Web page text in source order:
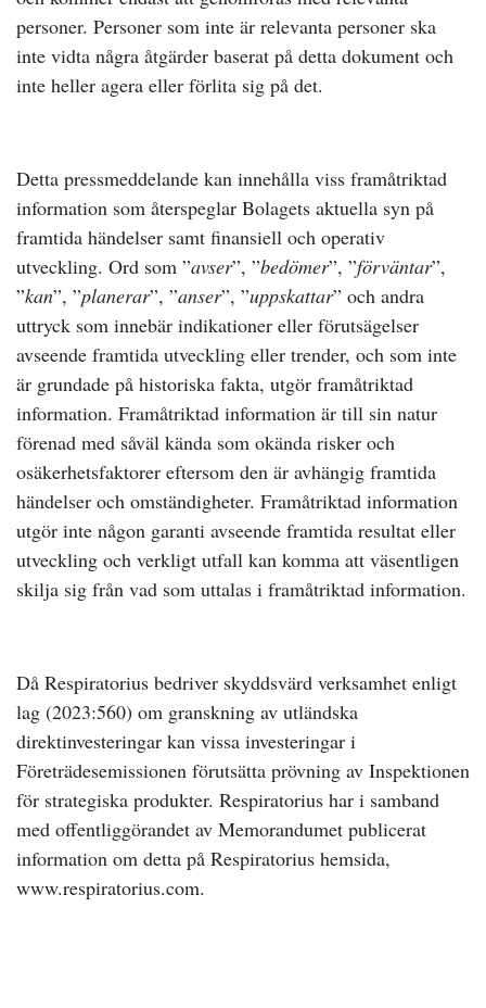
personer. Personer som inte är relevanta personer ska
inte vidta några åtgärder baserat på detta dokument och
inte heller agera eller förlita sig på det.
Detta pressmeddelande kan innehålla viss framåtriktad
information som återspeglar Bolagets aktuella syn på
framtida händelser samt finansiell och operativ
utveckling. Ord som ”avser”, ”bedömer”, ”förväntar”,
”kan”, ”planerar”, ”anser”, ”uppskattar” och andra
uttryck som innebär indikationer eller förutsägelser
avseende framtida utveckling eller trender, och som inte
är grundade på historiska fakta, utgör framåtriktad
information. Framåtriktad information är till sin natur
förenad med såväl kända som okända risker och
osäkerhetsfaktorer eftersom den är avhängig framtida
händelser och omständigheter. Framåtriktad information
utgör inte någon garanti avseende framtida resultat eller
utveckling och verkligt utfall kan komma att väsentligen
skilja sig från vad som uttalas i framåtriktad information.
Då Respiratorius bedriver skyddsvärd verksamhet enligt
lag (2023:560) om granskning av utländska
direktinvesteringar kan vissa investeringar i
Företrädesemissionen förutsätta prövning av Inspektionen
för strategiska produkter. Respiratorius har i samband
med offentliggörandet av Memorandumet publicerat
information om detta på Respiratorius hemsida,
www.respiratorius.com.